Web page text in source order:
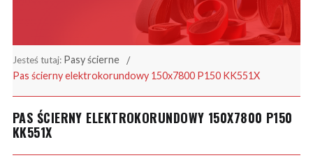
Jesteś tutaj: Pasy ścierne
Pas ścierny elektrokorundowy 150x7800 P150 KK551X
PAS ŚCIERNY ELEKTROKORUNDOWY 150X7800 P150
KK551X